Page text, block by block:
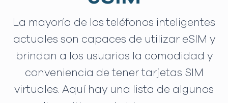
La mayoría de los teléfonos inteligentes
actuales son capaces de utilizar eSIM y
brindan a los usuarios la comodidad y
conveniencia de tener tarjetas SIM
virtuales. Aquí hay una lista de algunos